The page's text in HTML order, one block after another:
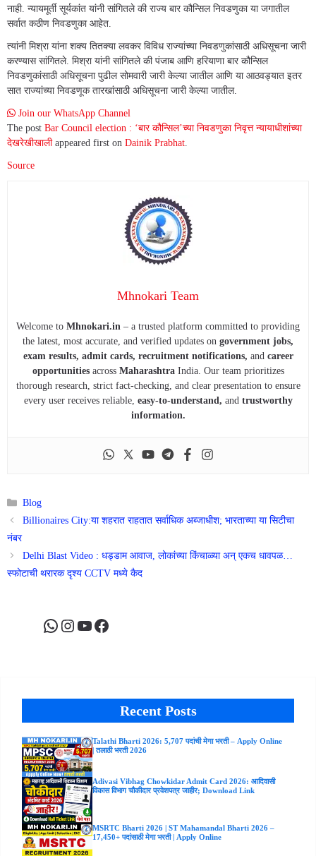
नाही. न्यायमूर्ती सूर्यकांत यांनी सांगितले की राज्य बार कौन्सिल निवडणुका या जगातील
सर्वात कठीण निवडणुका आहेत.
त्यांनी मिश्रा यांना शक्य तितक्या लवकर विविध राज्यांच्या निवडणुकांसाठी अधिसूचना जारी
करण्यास सांगितले. मिश्रा यांनी सांगितले की पंजाब आणि हरियाणा बार कौन्सिल
निवडणुकांसाठी अधिसूचना पुढील सोमवारी जारी केल्या जातील आणि या आठवड्यात इतर
सात राज्यांच्या निवडणूक तारखांसाठी अधिसूचना जारी केल्या जातील.
Join our WhatsApp Channel
The post Bar Council election : ‘बार कौन्सिल’च्या निवडणुका निवृत्त न्यायाधीशांच्या
देखरेखीखालीappeared first on Dainik Prabhat.
Source
Mhnokari Team
Welcome to Mhnokari.in – a trusted platform committed to providing
the latest, most accurate, and verified updates on government jobs,
exam results, admit cards, recruitment notifications, and career
opportunitiesacross MaharashtraIndia. Our team prioritizes
thorough research, strict fact-checking, and clear presentation to ensure
every user receives reliable, easy-to-understand, andtrustworthy
information.
Categories
Blog
Billionaires City:या शहरात राहतात सर्वाधिक अब्जाधीश; भारताच्या या सिटीचा
नंबर
Delhi Blast Video : धड्डाम आवाज, लोकांच्या किंचाळ्या अन् एकच धावपळ…
स्फोटाची थरारक दृश्य CCTV मध्ये कैद
WhatsApp
Instagram
YouTube
Facebook
Recent Posts
Talathi Bharti 2026: 5,707 पदांची मेगा भरती – Apply Online
| तलाठी भरती 2026
Adivasi Vibhag Chowkidar Admit Card 2026: आदिवासी
विकास विभाग चौकीदार प्रवेशपत्र जाहीर; Download Link
MSRTC Bharti 2026 | ST Mahamandal Bharti 2026 –
17,450+ पदांसाठी मेगा भरती | Apply Online